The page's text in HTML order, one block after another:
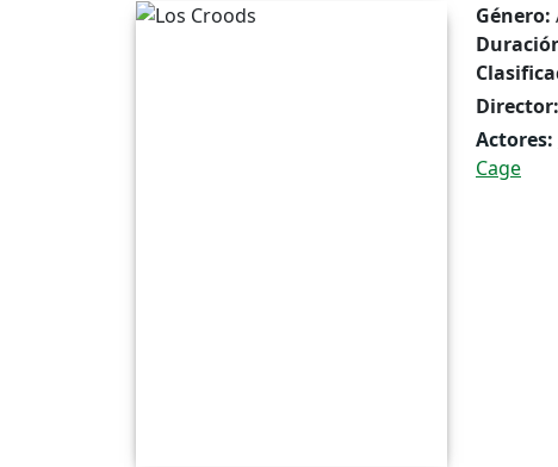
Género:
Director:
Actores:
Cage